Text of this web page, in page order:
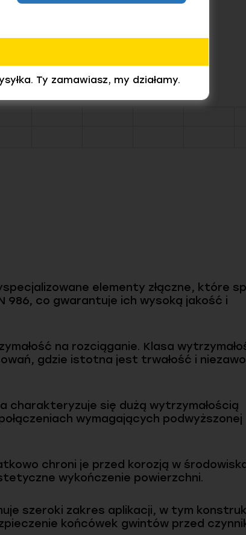
elementy złączne, które
986, co gwarantuje ich wysoką jakość i
na rozciąganie. Klasa
gdzie istotna jest trwałość i
się dużą wytrzymałością
wymagających podwyższonej
chroni je przed korozją w
wykończenie powierzchni.
szeroki zakres aplikacji, w tym
końcówek gwintów przed
Ty zamawiasz, my działamy.